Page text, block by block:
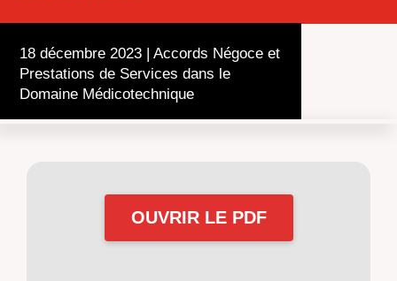
18 décembre 2023 | Accords Négoce et
Prestations de Services dans le
Domaine Médicotechnique
OUVRIR LE PDF